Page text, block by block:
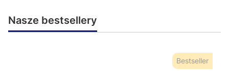
Nasze bestsellery
Bestseller